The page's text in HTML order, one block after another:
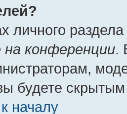
личного
на конференции.
будете
началу